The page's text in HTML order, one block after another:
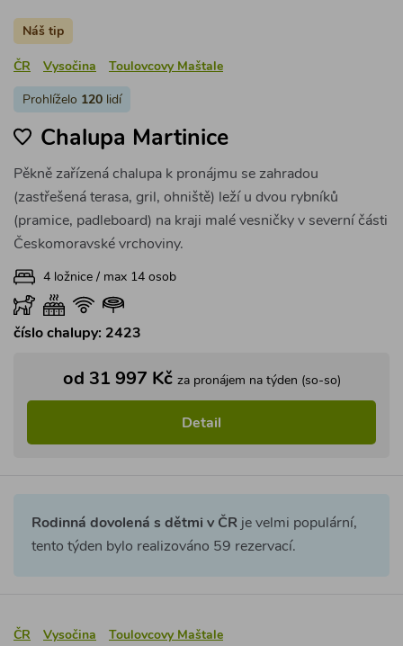
Náš tip
ČR Vysočina Toulovcovy Maštale
Prohlíželo 120 lidí
Chalupa Martinice
Pěkně zařízená chalupa k pronájmu se zahradou
(zastřešená terasa, gril, ohniště) leží u dvou rybníků
(pramice, padleboard) na kraji malé vesničky v severní části
Českomoravské vrchoviny.
4 ložnice / max 14 osob
číslo chalupy: 2423
od 31 997 Kč za pronájem na týden (so-so)
Detail
Rodinná dovolená s dětmi v ČR je velmi populární,
tento týden bylo realizováno 59 rezervací.
ČR Vysočina Toulovcovy Maštale